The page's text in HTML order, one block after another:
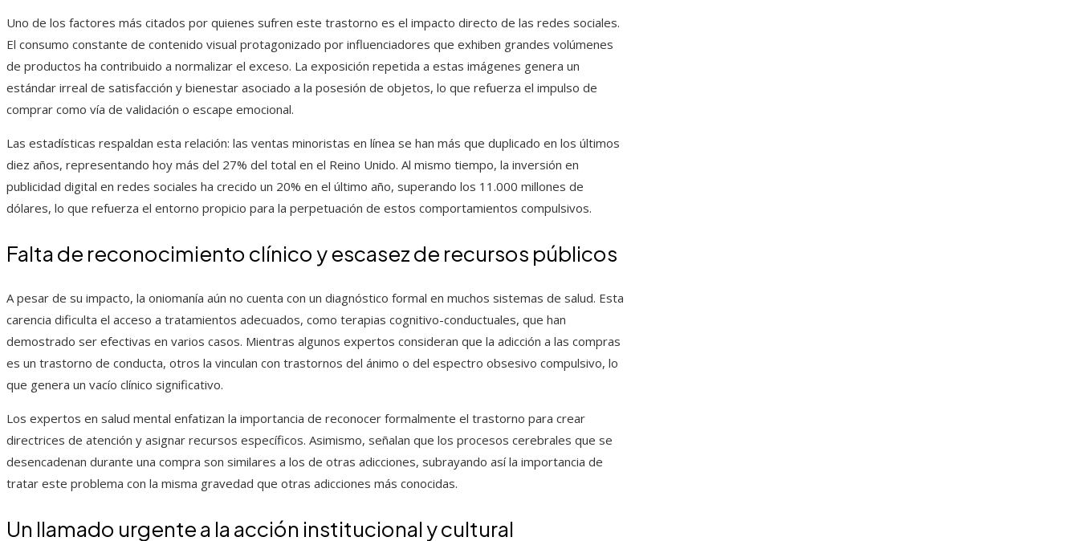
Uno de los factores más citados por quienes sufren este trastorno es el impacto directo de las redes sociales.
El consumo constante de contenido visual protagonizado por influenciadores que exhiben grandes volúmenes
de productos ha contribuido a normalizar el exceso. La exposición repetida a estas imágenes genera un
estándar irreal de satisfacción y bienestar asociado a la posesión de objetos, lo que refuerza el impulso de
comprar como vía de validación o escape emocional.
Las estadísticas respaldan esta relación: las ventas minoristas en línea se han más que duplicado en los últimos
diez años, representando hoy más del 27% del total en el Reino Unido. Al mismo tiempo, la inversión en
publicidad digital en redes sociales ha crecido un 20% en el último año, superando los 11.000 millones de
dólares, lo que refuerza el entorno propicio para la perpetuación de estos comportamientos compulsivos.
Falta de reconocimiento clínico y escasez de recursos públicos
A pesar de su impacto, la oniomanía aún no cuenta con un diagnóstico formal en muchos sistemas de salud. Esta
carencia dificulta el acceso a tratamientos adecuados, como terapias cognitivo-conductuales, que han
demostrado ser efectivas en varios casos. Mientras algunos expertos consideran que la adicción a las compras
es un trastorno de conducta, otros la vinculan con trastornos del ánimo o del espectro obsesivo compulsivo, lo
que genera un vacío clínico significativo.
Los expertos en salud mental enfatizan la importancia de reconocer formalmente el trastorno para crear
directrices de atención y asignar recursos específicos. Asimismo, señalan que los procesos cerebrales que se
desencadenan durante una compra son similares a los de otras adicciones, subrayando así la importancia de
tratar este problema con la misma gravedad que otras adicciones más conocidas.
Un llamado urgente a la acción institucional y cultural